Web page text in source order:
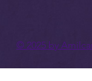
© 2025 by